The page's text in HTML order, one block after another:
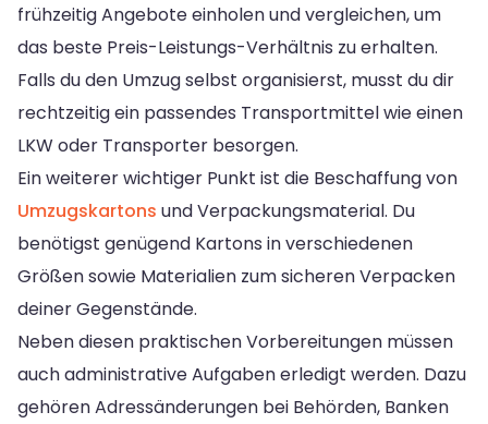
frühzeitig Angebote einholen und vergleichen, um
das beste Preis-Leistungs-Verhältnis zu erhalten.
Falls du den Umzug selbst organisierst, musst du dir
rechtzeitig ein passendes Transportmittel wie einen
LKW oder Transporter besorgen.
Ein weiterer wichtiger Punkt ist die Beschaffung von
Umzugskartons und Verpackungsmaterial. Du
benötigst genügend Kartons in verschiedenen
Größen sowie Materialien zum sicheren Verpacken
deiner Gegenstände.
Neben diesen praktischen Vorbereitungen müssen
auch administrative Aufgaben erledigt werden. Dazu
gehören Adressänderungen bei Behörden, Banken